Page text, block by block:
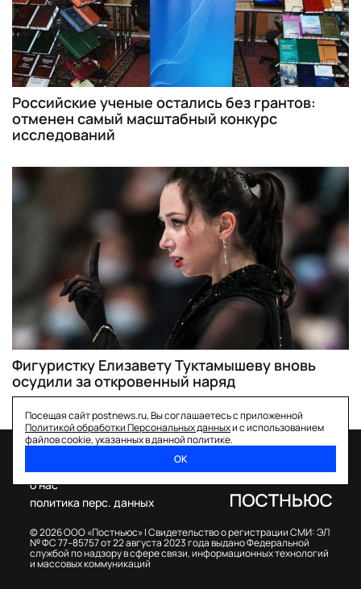
Российские ученые остались без грантов:
отменен самый масштабный конкурс
исследований
Фигуристку Елизавету Туктамышеву вновь
осудили за откровенный наряд
Посещая сайт postnews.ru, Вы соглашаетесь с приложенной
Политикой обработки Персональных данныхи с использованием
файлов cookie, указанных в данной политике.
ОК
© 2026 ООО «Постньюс» |Свидетельство о регистрации СМИ: ЭЛ
№ ФС 77–85757 от 22 августа 2023 года выдано Федеральной
службой по надзору в сфере связи, информационных технологий
и массовых коммуникаций
о нас
политика перс. данных